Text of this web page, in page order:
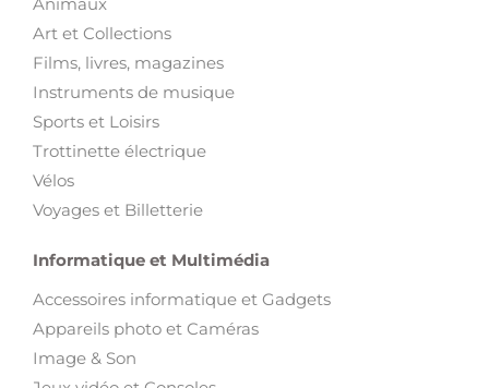
Art et Collections
Films, livres, magazines
Instruments de musique
Sports et Loisirs
Trottinette électrique
Vélos
Voyages et Billetterie
Informatique et Multimédia
Accessoires informatique et Gadgets
Appareils photo et Caméras
Image & Son